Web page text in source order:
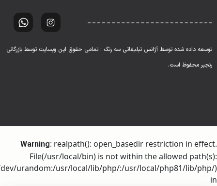
توسعه داده شده توسط آژانس تبلیغاتی سه رنگ : تمامی حقوق این وبسایت توسط بازرگانی
رنجبر محفوظ است.
Warning: realpath(): open_basedir restriction in effect.
File(/usr/local/bin) is not within the allowed path(s):
urandom:/usr/local/lib/php/:/usr/local/php81/lib/php/)
in